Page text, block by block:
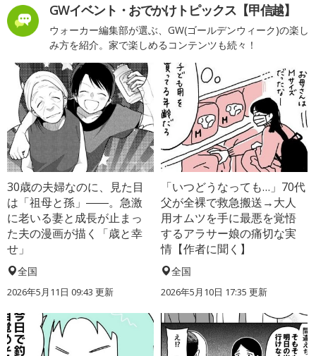
GWイベント・おでかけトピックス【甲信越】
ウォーカー編集部が選ぶ、GW(ゴールデンウィーク)の楽し
み方を紹介。家で楽しめるコンテンツも続々！
30歳の夫婦なのに、見た目
は「祖母と孫」――。急激
に老いる妻と成長が止まっ
た夫の漫画が描く「歳と幸
せ」
全国
2026年5月11日 09:43 更新
「いつどうなっても…」70代
父が全裸で救急搬送→大人
用オムツを手に最悪を覚悟
するアラサー娘の痛切な実
情【作者に聞く】
全国
2026年5月10日 17:35 更新